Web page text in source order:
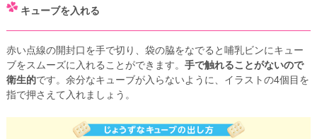
キューブを入れる
赤い点線の開封口を手で切り、袋の脇をなでると哺乳ビンにキュー
ブをスムーズに入れることができます。 手で触れることがないので
衛生的です。余分なキューブが入らないように、イラストの4個目を
指で押さえて入れましょう。